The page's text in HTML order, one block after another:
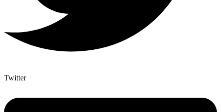
Twitter